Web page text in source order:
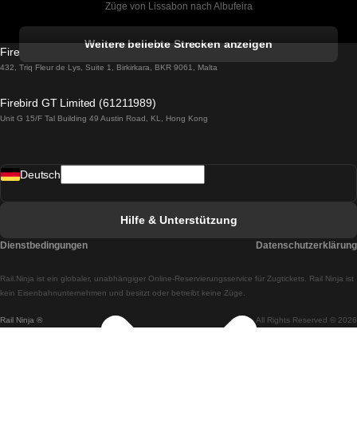
Züge von Lissabon nach Albufeira
Züge von Lissabon nach Lagos
Züge von Lissabon nach Madrid
Züge von Lissabon nach Braga
Züge von Braga nach Lissabon
Weitere beliebte Strecken anzeigen
Firebird GT Limited (OC 1451)
432, Triq Fleur de Lys, Suite 1, Birkirkara, BKR 9061, Malta
Firebird GT Limited (61211989)
Unit G 15/F Tal Building 49 Austin Road, KL, Hong Kong
Rail Ninja ® All Rights Reserved © 2026
Rail.Ninja ist ein globaler, unabhängiger Online-Reservierungsservice für Zugtickets. Rail Ninja ist
kein Eisenbahnunternehmen und besitzt oder betreibt keine Züge.
Deutsch
Hilfe & Unterstützung
Dienstbedingungen Datenschutzerklärung